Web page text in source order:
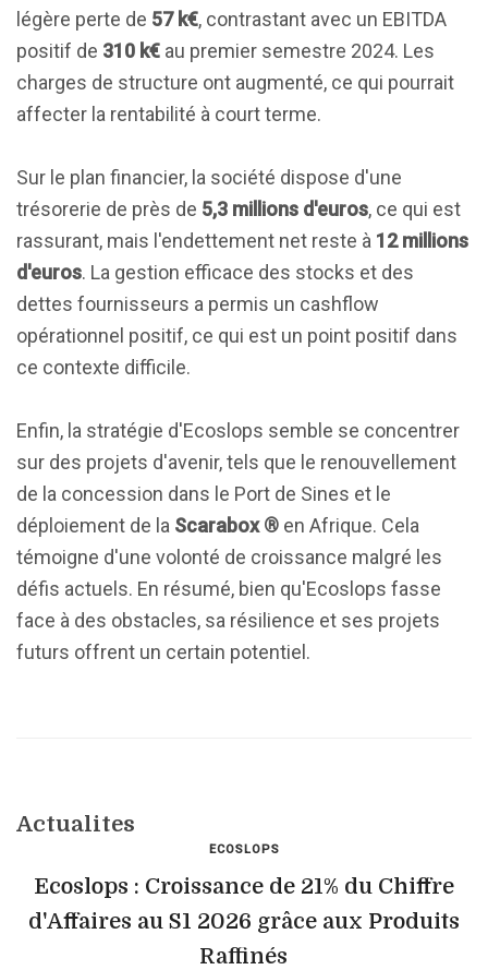
légère perte de 57 k€, contrastant avec un EBITDA
positif de 310 k€ au premier semestre 2024. Les
charges de structure ont augmenté, ce qui pourrait
affecter la rentabilité à court terme.
Sur le plan financier, la société dispose d'une
trésorerie de près de 5,3 millions d'euros, ce qui est
rassurant, mais l'endettement net reste à 12 millions
d'euros. La gestion efficace des stocks et des
dettes fournisseurs a permis un cashflow
opérationnel positif, ce qui est un point positif dans
ce contexte difficile.
Enfin, la stratégie d'Ecoslops semble se concentrer
sur des projets d'avenir, tels que le renouvellement
de la concession dans le Port de Sines et le
déploiement de la Scarabox ® en Afrique. Cela
témoigne d'une volonté de croissance malgré les
défis actuels. En résumé, bien qu'Ecoslops fasse
face à des obstacles, sa résilience et ses projets
futurs offrent un certain potentiel.
Actualites
ECOSLOPS
Ecoslops : Croissance de 21% du Chiffre
d'Affaires au S1 2026 grâce aux Produits
Raffinés